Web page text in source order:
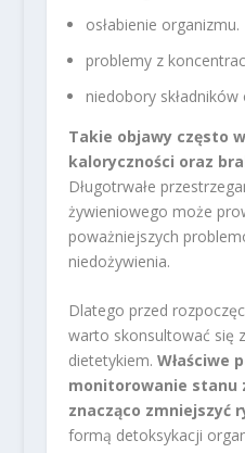
osłabienie organizmu.
problemy z
niedobory składników
Takie objawy często
kaloryczności oraz
Długotrwałe
żywieniowego może
poważniejszych
niedożywienia.
Dlatego przed
warto skonsultować się
dietetykiem. Właściwe
monitorowanie stanu
znacząco zmniejszyć
formą detoksykacji